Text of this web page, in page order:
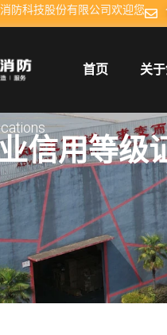
防科技股份有限公司欢迎您
首页 关
信用等级